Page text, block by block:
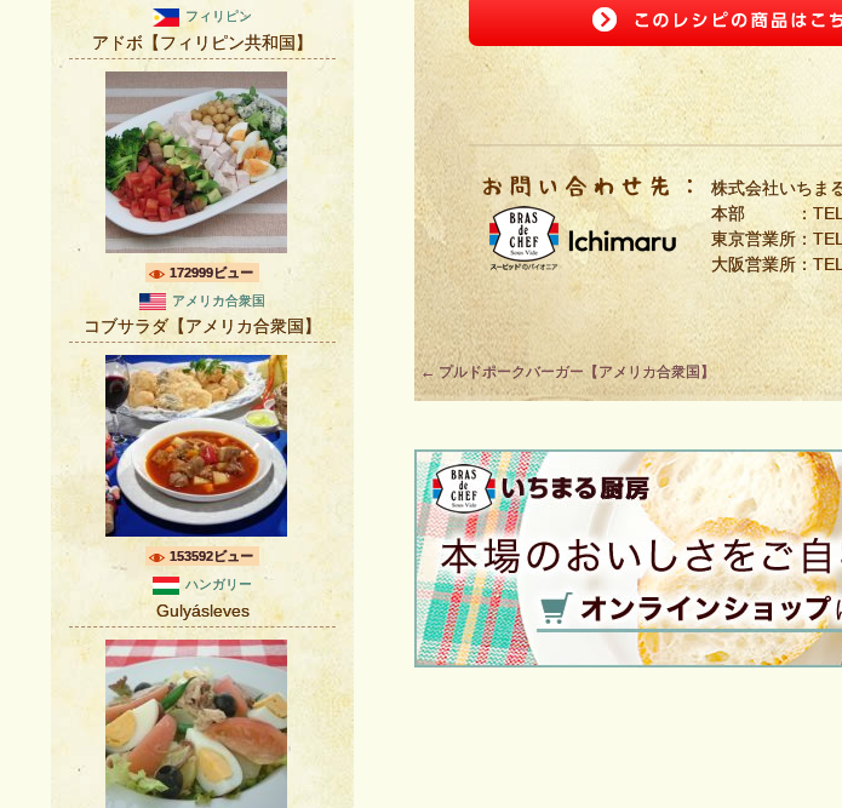
株式会社いちま
本部 ：TEL
東京営業所：TEL
大阪営業所：
Post
navigation
← プルドポークバーガー【アメリカ合衆国】
フィリピン
アドボ【フィリピン共和国】
172999ビュー
アメリカ合衆国
コブサラダ【アメリカ合衆国】
153592ビュー
ハンガリー
Gulyásleves